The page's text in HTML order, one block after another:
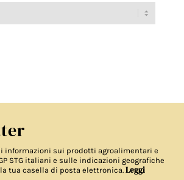
informazioni sui prodotti agroalimentari e
STG italiani e sulle indicazioni geografiche
tua casella di posta elettronica.Leggi